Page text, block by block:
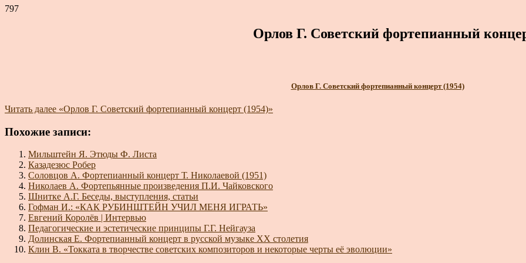
797
Орлов Г. Советский фортепианный
Орлов Г. Советский фортепианный концерт (1954)
Читать далее «Орлов Г. Советский фортепианный концерт (1954)»
Похожие записи:
Мильштейн Я. Этюды Ф. Листа
Казадезюс Робер
Соловцов А. Фортепианный концерт Т. Николаевой (1951)
Николаев А. Фортепьянные произведения П.И. Чайковского
Шнитке А.Г. Беседы, выступления, статьи
Гофман И.: «КАК РУБИНШТЕЙН УЧИЛ МЕНЯ ИГРАТЬ»
Евгений Королёв | Интервью
Педагогические и эстетические принципы Г.Г. Нейгауза
Долинская Е. Фортепианный концерт в русской музыке XX столетия
Клин В. «Токката в творчестве советских композиторов и некоторые черты её эволюции»